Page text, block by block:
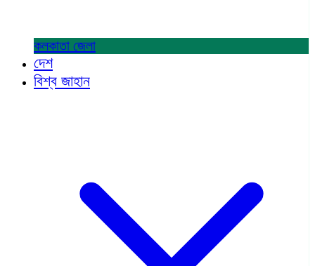
কলকাতা জেলা
দেশ
বিশ্ব জাহান